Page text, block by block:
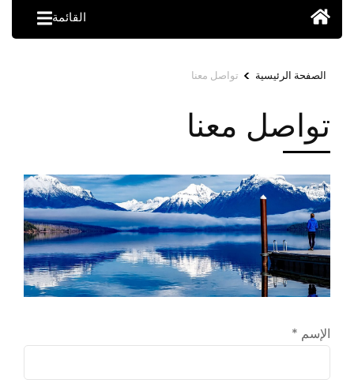
القائمة
الصفحة الرئيسية > تواصل معنا
تواصل معنا
الإسم *